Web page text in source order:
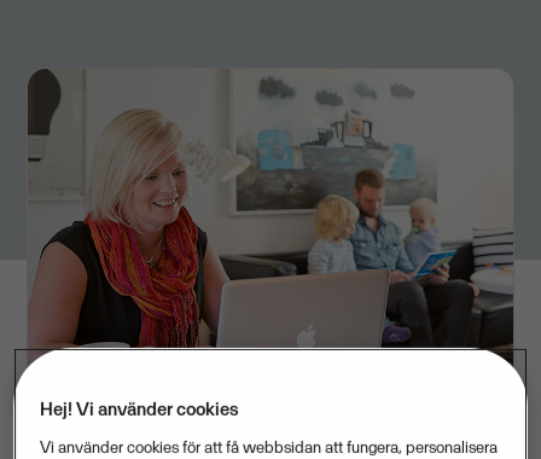
Hej! Vi använder cookies
Vi använder cookies för att få webbsidan att fungera, personalisera